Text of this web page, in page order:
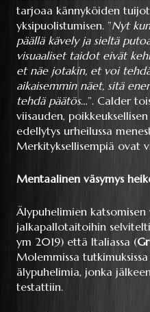
tarjoaa kännyköiden
yksipuolistumisen. ”Nyt
päällä kävely ja sieltä
visuaaliset taidot eivät
et näe jotakin, et voi
aikaisemmin näet, sitä
tehdä päätös…”. Calder
viisauden,
edellytys urheilussa
Merkityksellisempiä ovat
Mentaalinen väsymys
Älypuhelimien katsomisen
jalkapallotaitoihin
ym 2019) että Italiassa (
Molemmissa
älypuhelimia, jonka
testattiin.